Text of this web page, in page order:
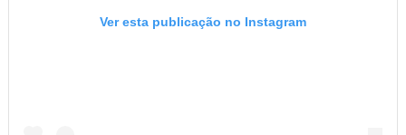
Ver esta publicação no Instagram